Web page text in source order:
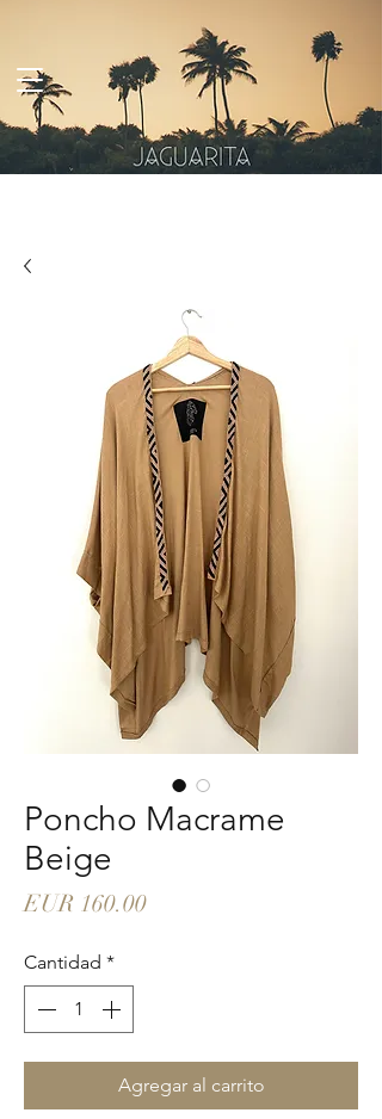
Poncho Macrame
Beige
EUR 160.00Precio
Cantidad *
Agregar al carrito